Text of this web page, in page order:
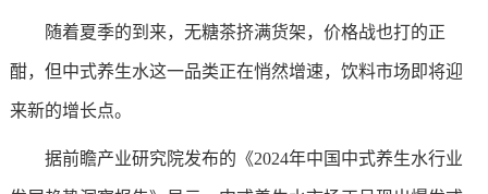
随着夏季的到来，无糖茶挤满货架，价格战也打的正
酣，但中式养生水这一品类正在悄然增速，饮料市场即将迎
来新的增长点。
据前瞻产业研究院发布的《2024年中国中式养生水行业